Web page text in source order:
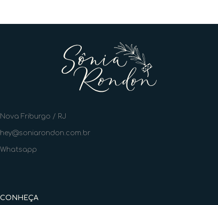
Nova Friburgo / RJ
hey@soniarondon.com.br
Whatsapp
CONHEÇA